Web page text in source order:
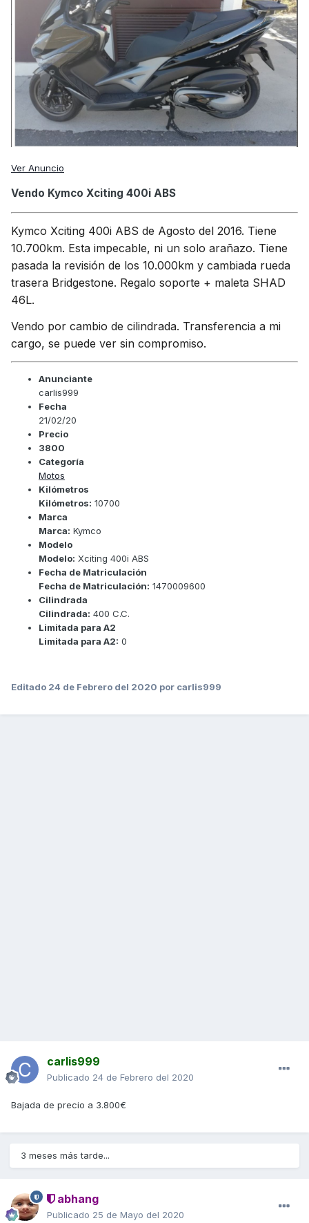
Ver Anuncio
Vendo Kymco Xciting 400i ABS
Kymco Xciting 400i ABS de Agosto del 2016. Tiene
10.700km. Esta impecable, ni un solo arañazo. Tiene
pasada la revisión de los 10.000km y cambiada rueda
trasera Bridgestone. Regalo soporte + maleta SHAD
46L.
Vendo por cambio de cilindrada. Transferencia a mi
cargo, se puede ver sin compromiso.
Anunciante
carlis999
Fecha
21/02/20
Precio
3800
Categoría
Motos
Kilómetros
Kilómetros: 10700
Marca
Marca: Kymco
Modelo
Modelo: Xciting 400i ABS
Fecha de Matriculación
Fecha de Matriculación: 1470009600
Cilindrada
Cilindrada: 400 C.C.
Limitada para A2
Limitada para A2: 0
Editado 24 de Febrero del 2020 por carlis999
carlis999
Publicado 24 de Febrero del 2020
Bajada de precio a 3.800€
3 meses más tarde...
abhang
Publicado 25 de Mayo del 2020